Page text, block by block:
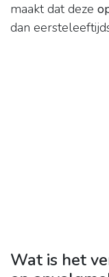
maakt dat deze
dan
Wat is het